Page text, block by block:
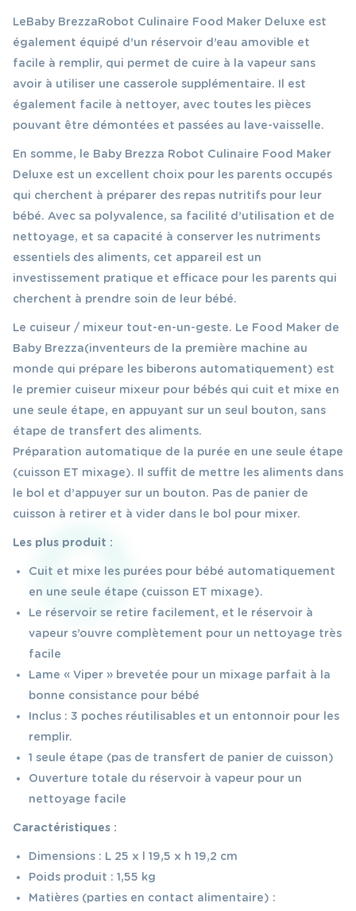
Le Baby Brezza Robot Culinaire Food Maker Deluxe est
également équipé d’un réservoir d’eau amovible et
facile à remplir, qui permet de cuire à la vapeur sans
avoir à utiliser une casserole supplémentaire. Il est
également facile à nettoyer, avec toutes les pièces
pouvant être démontées et passées au lave-vaisselle.
En somme, le Baby Brezza Robot Culinaire Food Maker
Deluxe est un excellent choix pour les parents occupés
qui cherchent à préparer des repas nutritifs pour leur
bébé. Avec sa polyvalence, sa facilité d’utilisation et de
nettoyage, et sa capacité à conserver les nutriments
essentiels des aliments, cet appareil est un
investissement pratique et efficace pour les parents qui
cherchent à prendre soin de leur bébé.
Le cuiseur / mixeur tout-en-un-geste. Le Food Maker de
Baby Brezza (inventeurs de la première machine au
monde qui prépare les biberons automatiquement) est
le premier cuiseur mixeur pour bébés qui cuit et mixe en
une seule étape, en appuyant sur un seul bouton, sans
étape de transfert des aliments.
Préparation automatique de la purée en une seule étape
(cuisson ET mixage). Il suffit de mettre les aliments dans
le bol et d’appuyer sur un bouton. Pas de panier de
cuisson à retirer et à vider dans le bol pour mixer.
Les plus produit :
Cuit et mixe les purées pour bébé automatiquement
en une seule étape (cuisson ET mixage).
Le réservoir se retire facilement, et le réservoir à
vapeur s’ouvre complètement pour un nettoyage très
facile
Lame « Viper » brevetée pour un mixage parfait à la
bonne consistance pour bébé
Inclus : 3 poches réutilisables et un entonnoir pour les
remplir.
1 seule étape (pas de transfert de panier de cuisson)
Ouverture totale du réservoir à vapeur pour un
nettoyage facile
Caractéristiques :
Dimensions : L 25 x l 19,5 x h 19,2 cm
Poids produit : 1,55 kg
Matières (parties en contact alimentaire) :